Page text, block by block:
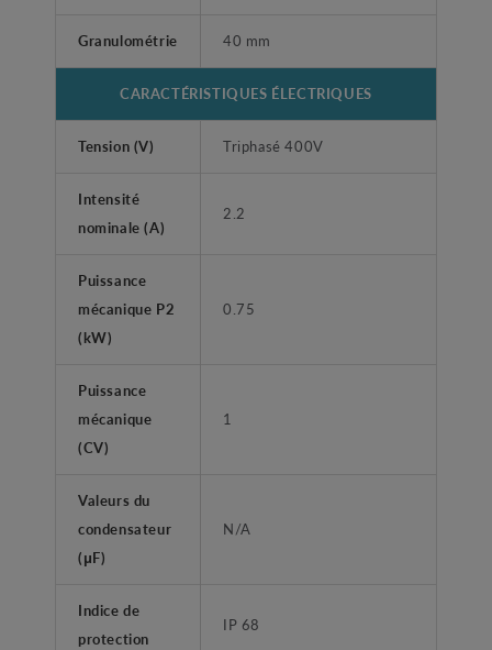
Granulométrie 40 mm
CARACTÉRISTIQUES ÉLECTRIQUES
Tension (V) Triphasé 400V
Intensité
nominale (A)
2.2
Puissance
mécanique P2
(kW)
0.75
Puissance
mécanique
(CV)
1
Valeurs du
condensateur
(μF)
N/A
Indice de
protection
IP 68